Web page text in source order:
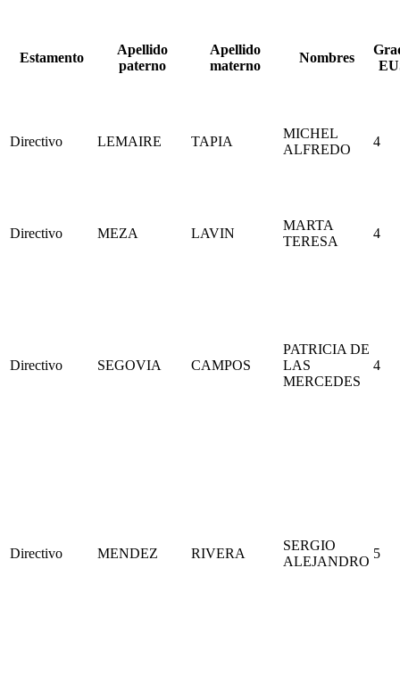
Estamento
Apellido
paterno
Apellido
materno
Nombres
Directivo LEMAIRE TAPIA
MICHEL
ALFREDO
4
Directivo MEZA LAVIN
MARTA
TERESA
4
Directivo SEGOVIA CAMPOS
PATRICIA DE
LAS
MERCEDES
4
Directivo MENDEZ RIVERA
SERGIO
ALEJANDRO
5